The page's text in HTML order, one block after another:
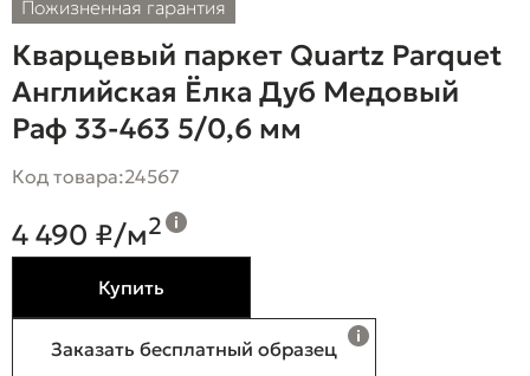
Пожизненная гарантия
Кварцевый паркет Quartz Parquet
Английская Ёлка Дуб Медовый
Раф 33-463 5/0,6 мм
Код товара:24567
4 490 ₽/м2
Купить
Заказать бесплатный образец